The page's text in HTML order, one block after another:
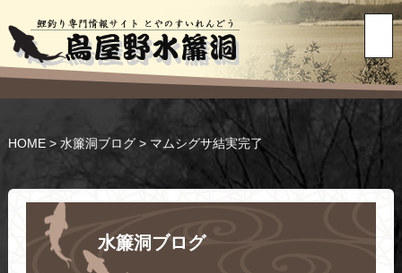
HOME> 水簾洞ブログ> マムシグサ結実完了
水簾洞ブログ